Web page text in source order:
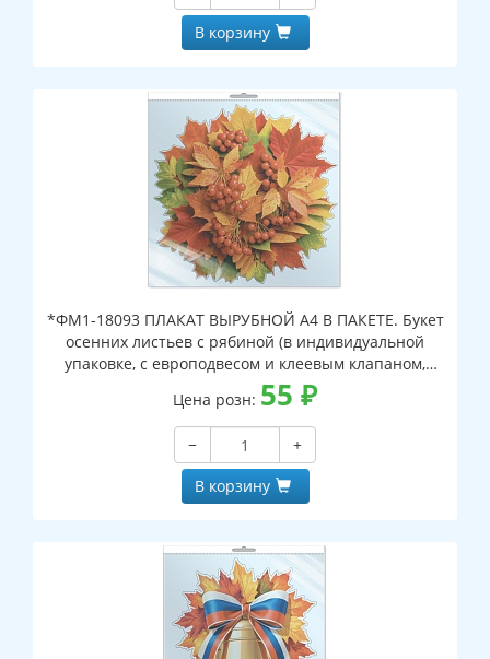
В корзину
*ФМ1-18093 ПЛАКАТ ВЫРУБНОЙ А4 В ПАКЕТЕ. Букет
осенних листьев с рябиной (в индивидуальной
упаковке, с европодвесом и клеевым клапаном,
двухсторонний, ВД-лак)
Цена розн: 55 ₽
−
+
В корзину